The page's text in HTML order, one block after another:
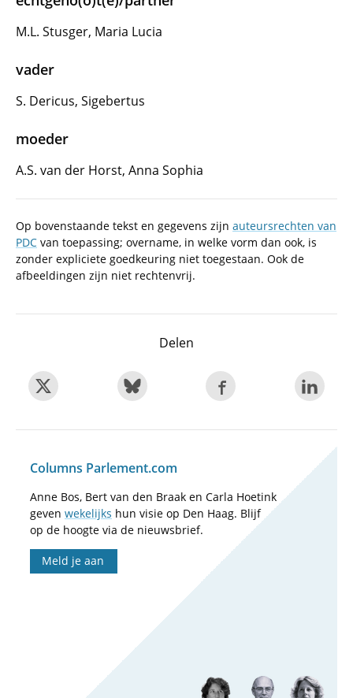
M.L. Stusger, Maria Lucia
vader
S. Dericus, Sigebertus
moeder
A.S. van der Horst, Anna Sophia
Op bovenstaande tekst en gegevens zijn auteursrechten van
PDC van toepassing; overname, in welke vorm dan ook, is
zonder expliciete goedkeuring niet toegestaan. Ook de
afbeeldingen zijn niet rechtenvrij.
Delen
Columns Parlement.com
Anne Bos, Bert van den Braak en Carla Hoetink
geven wekelijks hun visie op Den Haag. Blijf
op de hoogte via de nieuwsbrief.
Meld je aan